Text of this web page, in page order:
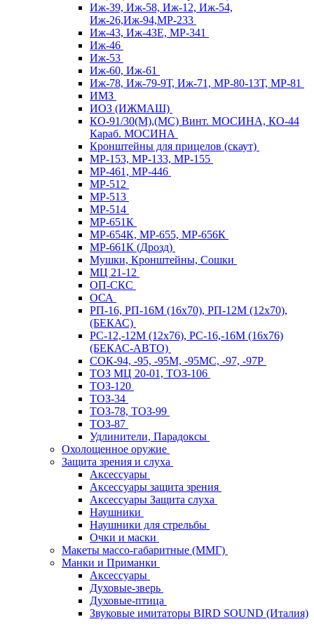
Иж-39, Иж-58, Иж-12, Иж-54,
Иж-26,Иж-94,МР-233
Иж-43, Иж-43Е, МР-341
Иж-46
Иж-53
Иж-60, Иж-61
Иж-78, Иж-79-9Т, Иж-71, МР-80-13Т, МР-81
ИМЗ
ИОЗ (ИЖМАШ)
КО-91/30(М),(МС) Винт. МОСИНА, КО-44
Караб. МОСИНА
Кронштейны для прицелов (скаут)
МР-153, МР-133, МР-155
МР-461, МР-446
МР-512
МР-513
МР-514
МР-651К
МР-654К, МР-655, МР-656К
МР-661К (Дрозд)
Мушки, Кронштейны, Сошки
МЦ 21-12
ОП-СКС
ОСА
РП-16, РП-16М (16х70), РП-12М (12х70),
(БЕКАС)
РС-12,-12М (12х76), РС-16,-16М (16х76)
(БЕКАС-АВТО)
СОК-94, -95, -95М, -95МС, -97, -97Р
ТОЗ МЦ 20-01, ТОЗ-106
ТОЗ-120
ТОЗ-34
ТОЗ-78, ТОЗ-99
ТОЗ-87
Удлинители, Парадоксы
Охолощенное оружие
Защита зрения и слуха
Аксессуары
Аксессуары защита зрения
Аксессуары Защита слуха
Наушники
Наушники для стрельбы
Очки и маски
Макеты массо-габаритные (ММГ)
Манки и Приманки
Аксессуары
Духовые-зверь
Духовые-птица
Звуковые имитаторы BIRD SOUND (Италия)